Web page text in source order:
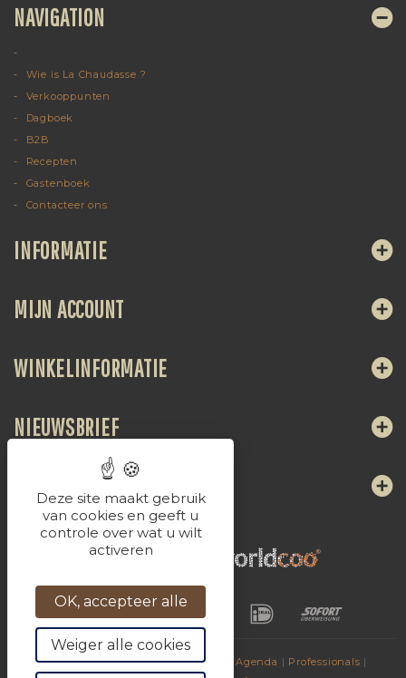
NAVIGATION
Wie is La Chaudasse ?
Verkooppunten
Dagboek
B2B
Recepten
Gastenboek
Contacteer ons
INFORMATIE
© 2017Dranken van La Chaudasse Agenda | Professionals |
MIJN ACCOUNT
WINKELINFORMATIE
NIEUWSBRIEF
VOLG ONS
Deze site maakt gebruik
van cookies en geeft u
controle over wat u wilt
activeren
OK, accepteer alle
Weiger alle cookies